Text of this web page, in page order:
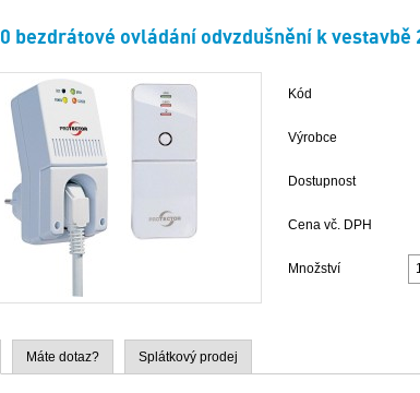
bezdrátové ovládání odvzdušnění k vestavbě
Kód
Výrobce
Dostupnost
Cena vč. DPH
Množství
Máte dotaz? Splátkový prodej